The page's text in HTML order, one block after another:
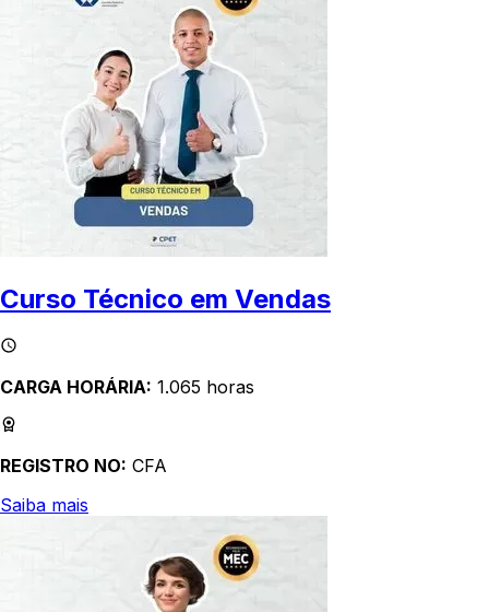
Curso Técnico em Vendas
CARGA HORÁRIA: 1.065 horas
REGISTRO NO: CFA
Saiba mais